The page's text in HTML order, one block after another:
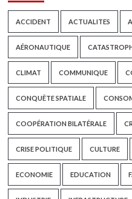
ACCIDENT ACTUALITES
AÉRONAUTIQUE
CLIMAT COMMUNIQUE
CONQUÊTE SPATIALE
COOPÉRATION BILATÉRALE
CRISE POLITIQUE CULTURE
ECONOMIE EDUCATION